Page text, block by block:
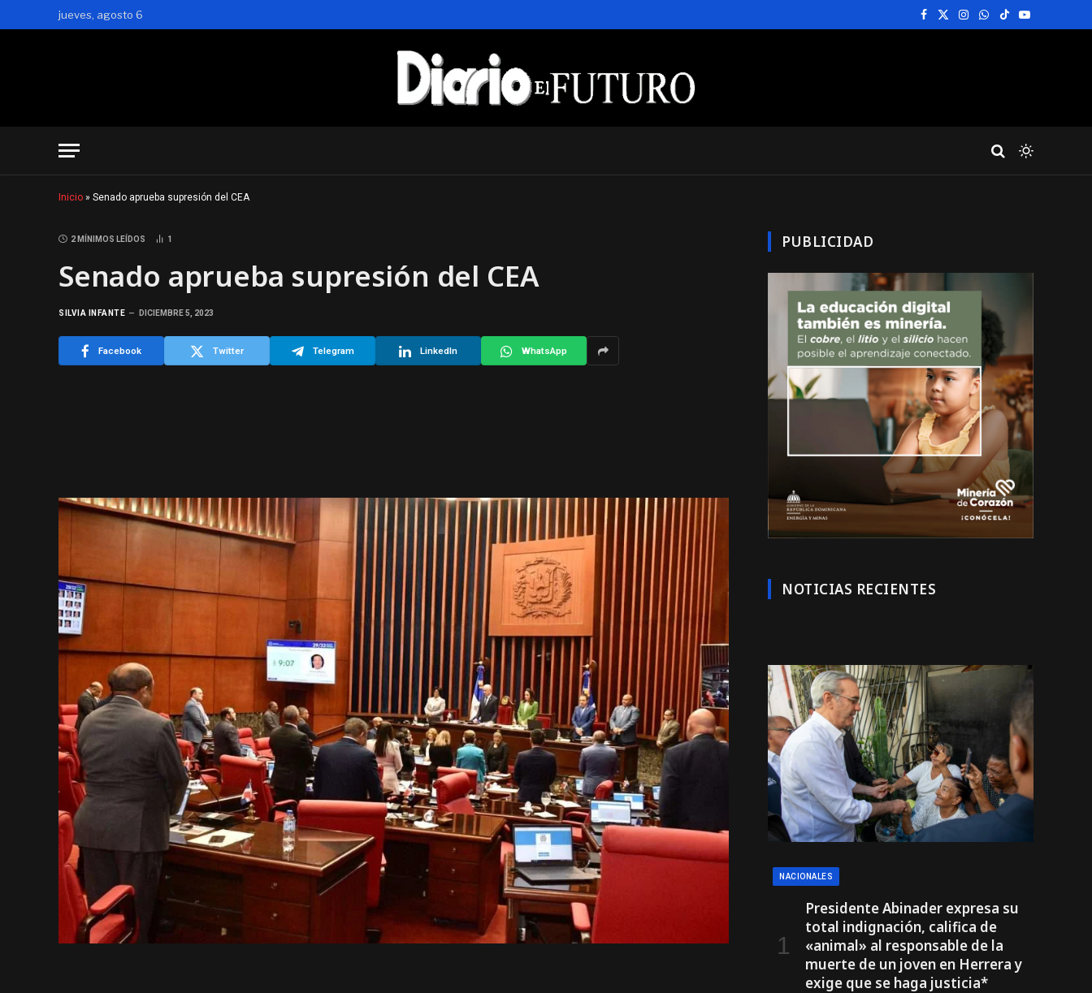
jueves, agosto 6
Facebook
X
Instagram
WhatsApp
TikTokYouTube
Inicio » Senado aprueba supresión del CEA
2 MÍNIMOS LEÍDOS 1
Senado aprueba supresión del CEA
SILVIA INFANTE DICIEMBRE 5, 2023
Facebook Twitter Telegram LinkedIn WhatsApp
PUBLICIDAD
NOTICIAS RECIENTES
NACIONALES
Presidente Abinader expresa su
total indignación, califica de
«animal» al responsable de la
muerte de un joven en Herrera y
exige que se haga justicia*